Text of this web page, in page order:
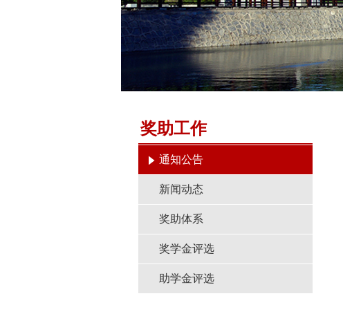
奖助工作
通知公告
新闻动态
奖助体系
奖学金评选
助学金评选